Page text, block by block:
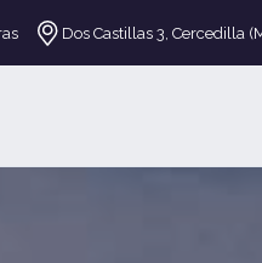
Dos Castillas 3, Cercedilla